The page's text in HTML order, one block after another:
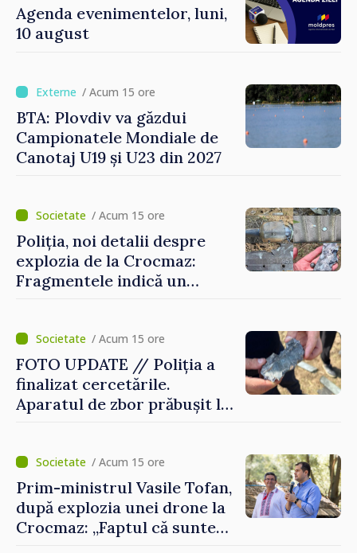
Agenda evenimentelor, luni,
10 august
/ Acum 15 ore
BTA: Plovdiv va găzdui
Campionatele Mondiale de
Canotaj U19 și U23 din 2027
/ Acum 15 ore
Poliția, noi detalii despre
explozia de la Crocmaz:
Fragmentele indică un
/ Acum 15 ore
FOTO UPDATE // Poliția a
finalizat cercetările.
Aparatul de zbor prăbușit la
/ Acum 15 ore
Prim-ministrul Vasile Tofan,
după explozia unei drone la
Crocmaz: „Faptul că suntem